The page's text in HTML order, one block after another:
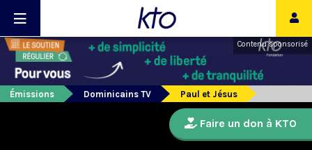
Contenu sponsorisé
Émissions Dominicains TV Paul et Jésus
Faire un don à KTO